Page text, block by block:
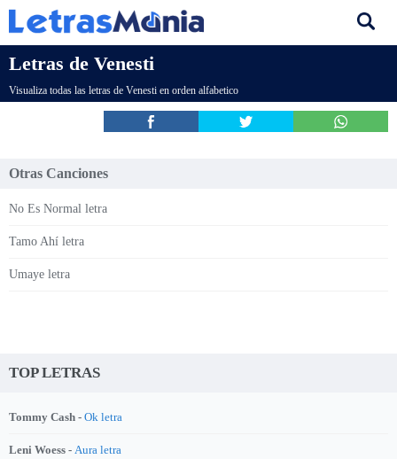
Letras de Venesti
Visualiza todas las letras de Venesti en orden alfabetico
Otras Canciones
No Es Normal letra
Tamo Ahí letra
Umaye letra
TOP LETRAS
Tommy Cash - Ok letra
Leni Woess - Aura letra